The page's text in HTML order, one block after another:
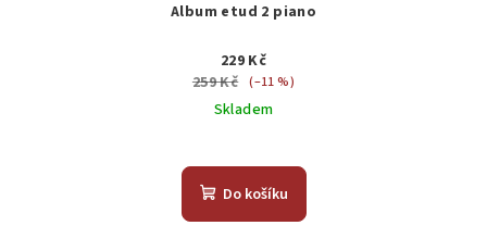
Album etud 2 piano
229 Kč
259 Kč (–11 %)
Skladem
Do košíku